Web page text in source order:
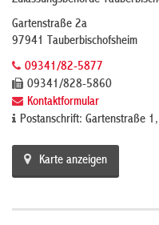
Gartenstraße 2a
97941 Tauberbischofsheim
09341/82-5877
09341/828-5860
Kontaktformular
Postanschrift: Gartenstraße
Karte anzeigen